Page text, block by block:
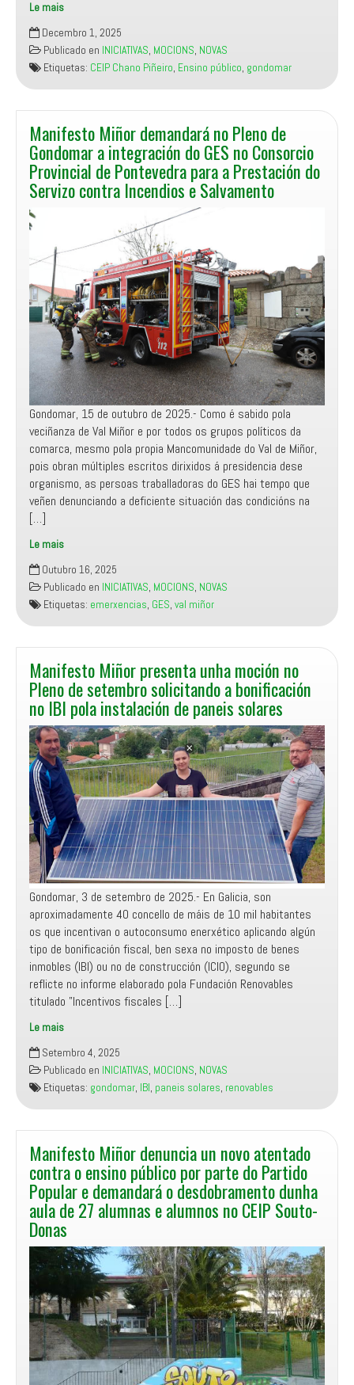
Le mais
Manifesto
Miñor
solicita
unha
solución
definitiva
aos
problemas
de
accesibilidade
ao
CEIP
Chano
Piñeiro
Decembro 1, 2025
Publicado en INICIATIVAS, MOCIONS, NOVAS
Etiquetas: CEIP Chano Piñeiro, Ensino público, gondomar
Manifesto Miñor demandará no Pleno de
Gondomar a integración do GES no Consorcio
Provincial de Pontevedra para a Prestación do
Servizo contra Incendios e Salvamento
Gondomar, 15 de outubro de 2025.- Como é sabido pola
veciñanza de Val Miñor e por todos os grupos políticos da
comarca, mesmo pola propia Mancomunidade do Val de Miñor,
pois obran múltiples escritos dirixidos á presidencia dese
organismo, as persoas traballadoras do GES hai tempo que
veñen denunciando a deficiente situación das condicións na
[…]
Le mais
Manifesto
Miñor
demandará
no
Pleno
de
Gondomar
a
integración
do
GES
no
Consorcio
Provincial
de
Pontevedra
para
a
Prestación
do
Servizo
contra
Incendios
e
Salvamento
Outubro 16, 2025
Publicado en INICIATIVAS, MOCIONS, NOVAS
Etiquetas: emerxencias, GES, val miñor
Manifesto Miñor presenta unha moción no
Pleno de setembro solicitando a bonificación
no IBI pola instalación de paneis solares
Gondomar, 3 de setembro de 2025.- En Galicia, son
aproximadamente 40 concello de máis de 10 mil habitantes
os que incentivan o autoconsumo enerxético aplicando algún
tipo de bonificación fiscal, ben sexa no imposto de benes
inmobles (IBI) ou no de construcción (ICIO), segundo se
reflicte no informe elaborado pola Fundación Renovables
titulado ”Incentivos fiscales […]
Le mais
Manifesto
Miñor
presenta
unha
moción
no
Pleno
de
setembro
solicitando
a
bonificación
IBI
instalación
de
paneis
solares
Setembro 4, 2025
Publicado en INICIATIVAS, MOCIONS, NOVAS
Etiquetas: gondomar, IBI, paneis solares, renovables
Manifesto Miñor denuncia un novo atentado
contra o ensino público por parte do Partido
Popular e demandará o desdobramento dunha
aula de 27 alumnas e alumnos no CEIP Souto-
Donas